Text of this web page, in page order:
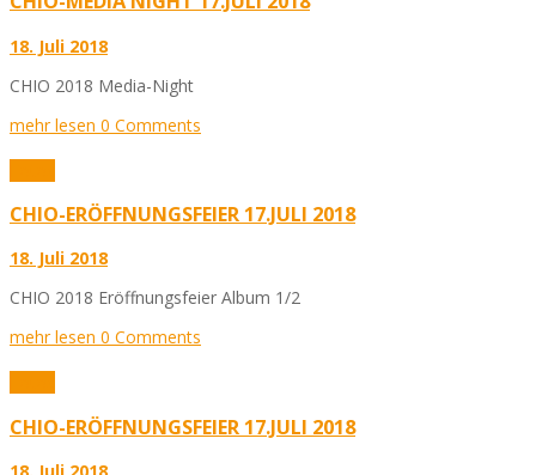
18. Juli 2018
CHIO 2018 Media-Night
mehr lesen 0 Comments
CHIO-ERÖFFNUNGSFEIER 17.JULI 2018
18. Juli 2018
CHIO 2018 Eröffnungsfeier Album 1/2
mehr lesen 0 Comments
CHIO-ERÖFFNUNGSFEIER 17.JULI 2018